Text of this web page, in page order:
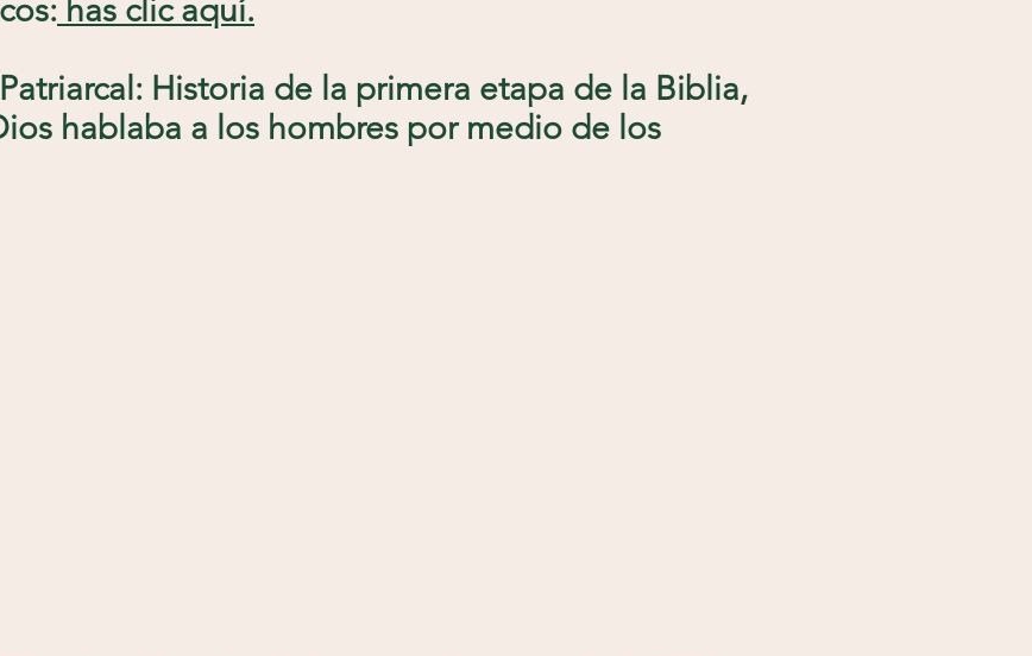
: has clicaquí.
Historia de la primera etapa de la Biblia,
hablaba a los hombres por medio de los